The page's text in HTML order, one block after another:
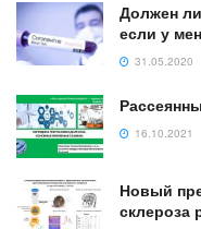
Должен
если у
31.05.2020
16.10.2021
Новый
склероза